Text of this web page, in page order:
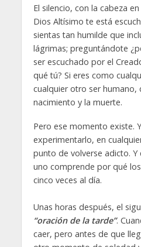
El silencio, con la cabeza
Dios Altísimo te está
sientas tan humilde que
lágrimas; preguntándote
ser escuchado por el
qué tú? Si eres como
cualquier otro ser humano,
nacimiento y la muerte.
Pero ese momento existe.
experimentarlo, en
punto de volverse adicto. Y
uno comprende por qué
cinco veces al día.
Unas horas después, el
“oración de la tarde”.
caer, pero antes de que